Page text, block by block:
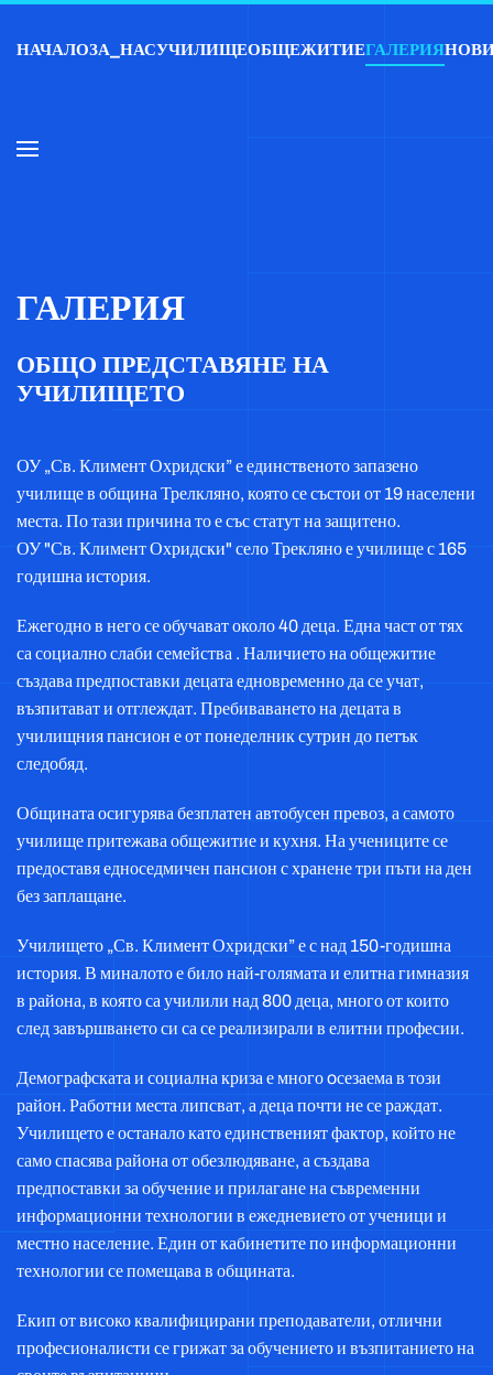
Skip to main content
НАЧАЛОЗА_НАСУЧИЛИЩЕОБЩЕЖИТИЕГАЛЕРИЯ
ГАЛЕРИЯ
ОБЩО ПРЕДСТАВЯНЕ НА
УЧИЛИЩЕТО
ОУ „Св. Климент Охридски” е единственото запазено
училище в община Трелкляно, която се състои от 19 населени
места. По тази причина то е със статут на защитено.
ОУ "Св. Климент Охридски" село Трекляно е училище с 165
годишна история.
Ежегодно в него се обучават около 40 деца. Една част от тях
са социално слаби семейства . Наличието на общежитие
създава предпоставки децата едновременно да се учат,
възпитават и отглеждат. Пребиваването на децата в
училищния пансион е от понеделник сутрин до петък
следобяд.
Общината осигурява безплатен автобусен превоз, а самото
училище притежава общежитие и кухня. На учениците се
предоставя едноседмичен пансион с хранене три пъти на ден
без заплащане.
Училището „Св. Климент Охридски” е с над 150-годишна
история. В миналото е било най-голямата и елитна гимназия
в района, в която са училили над 800 деца, много от които
след завършването си са се реализирали в елитни професии.
Демографската и социална криза е много oсезаема в този
район. Работни места липсват, а деца почти не се раждат.
Училището е останало като единственият фактор, който не
само спасява района от обезлюдяване, а създава
предпоставки за обучение и прилагане на съвременни
информационни технологии в ежедневието от ученици и
местно население. Един от кабинетите по информационни
технологии се помещава в общината.
Екип от високо квалифицирани преподаватели, отлични
професионалисти се грижат за обучението и възпитанието на